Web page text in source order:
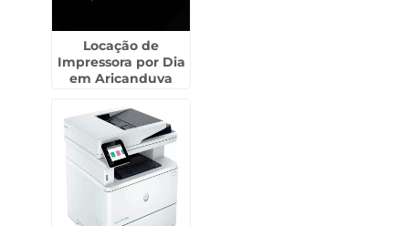
Locação de
Impressora por Dia
em Aricanduva